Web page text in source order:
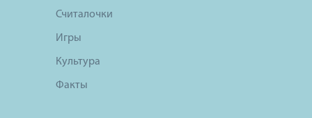
Считалочки
Игры
Культура
Факты